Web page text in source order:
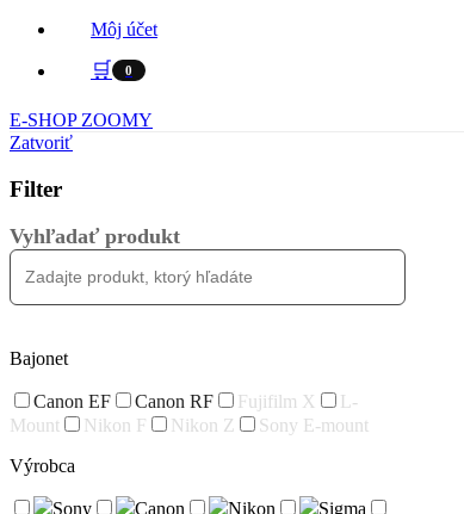
Môj účet
🛒 0
E-SHOP ZOOMY
Zatvoriť
Filter
Vyhľadať produkt
Bajonet
Canon EF Canon RF Fujifilm X
L-
Mount
Nikon F Nikon Z
Sony E-mount
Výrobca
Sony Canon Nikon
Sigma